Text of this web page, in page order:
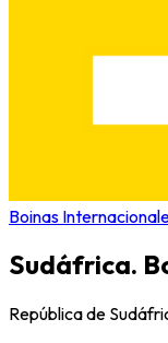
Boinas
Sudáfrica.
República de